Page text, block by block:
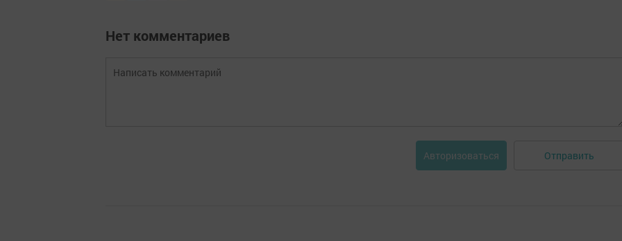
Нет комментариев
Авторизоваться Отправить